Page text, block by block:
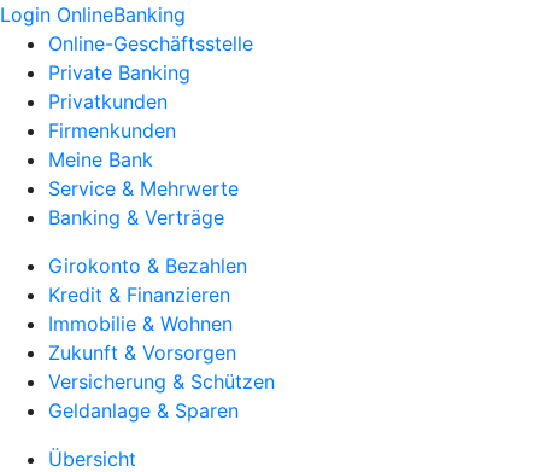
Login OnlineBanking
Online-Geschäftsstelle
Private Banking
Privatkunden
Firmenkunden
Meine Bank
Service & Mehrwerte
Banking & Verträge
Girokonto & Bezahlen
Kredit & Finanzieren
Immobilie & Wohnen
Zukunft & Vorsorgen
Versicherung & Schützen
Geldanlage & Sparen
Übersicht